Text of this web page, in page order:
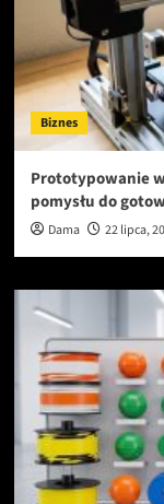
Biznes
Prototypowanie
pomysłu do
Dama 22 lipca,